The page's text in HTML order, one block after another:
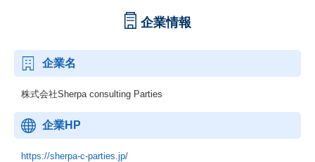
企業情報
企業名
株式会社Sherpa consulting Parties
企業HP
https://sherpa-c-parties.jp/